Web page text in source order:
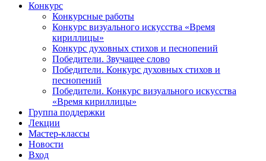
Конкурс
Конкурсные работы
Конкурс визуального искусства «Время
кириллицы»
Конкурс духовных стихов и песнопений
Победители. Звучащее слово
Победители. Конкурс духовных стихов и
песнопений
Победители. Конкурс визуального искусства
«Время кириллицы»
Группа поддержки
Лекции
Мастер-классы
Новости
Вход